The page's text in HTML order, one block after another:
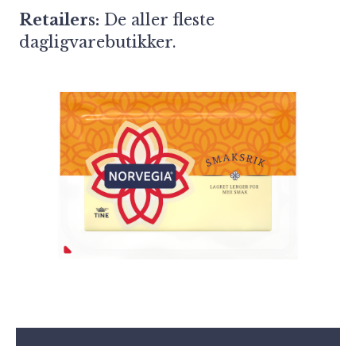
Retailers: De aller fleste
dagligvarebutikker.